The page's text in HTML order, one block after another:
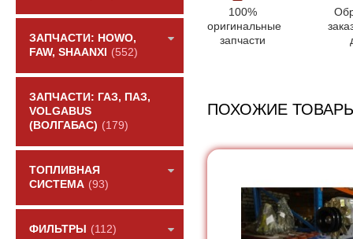
ЗАПЧАСТИ: HOWO,
FAW, SHAANXI
(552)
ЗАПЧАСТИ: ГАЗ, ПАЗ,
VOLGABUS
(ВОЛГАБАС) (179)
ТОПЛИВНАЯ
СИСТЕМА (93)
ФИЛЬТРЫ (112)
100%
оригинальные
запчасти
ПОХОЖИЕ